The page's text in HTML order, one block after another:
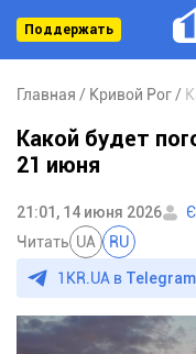
Поддержать
Главная Кривой Рог
Какой будет
21 июня
21:01, 14 июня 2026
Читать UA RU
1KR.UA в Telegram